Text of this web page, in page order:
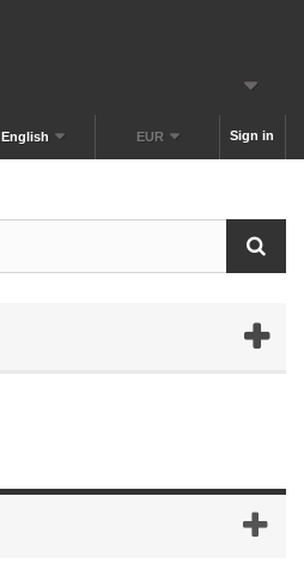
Sign in
EUR
English